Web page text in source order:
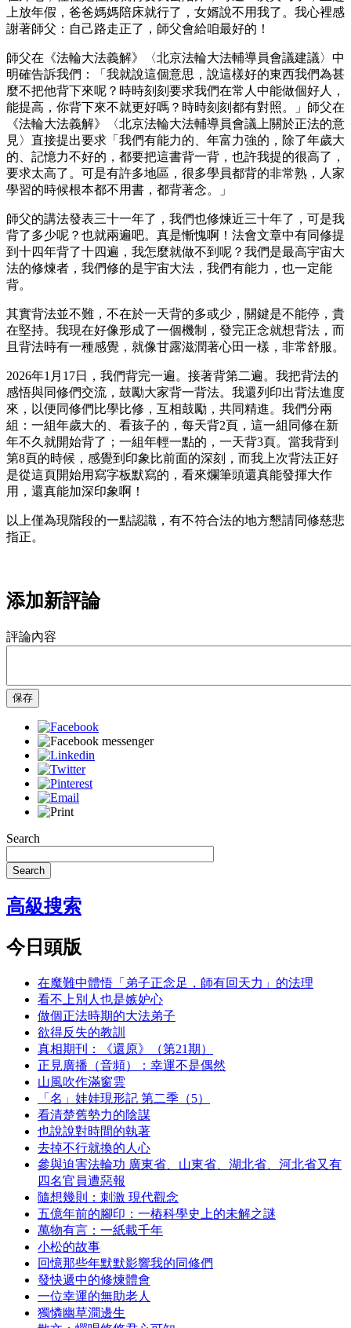
上放年假，爸爸媽媽陪床就行了，女婿說不用我了。我心裡感
謝著師父：自己路走正了，師父會給咱最好的！
師父在《法輪大法義解》〈北京法輪大法輔導員會議建議〉中
明確告訴我們：「我就說這個意思，說這樣好的東西我們為甚
麼不把他背下來呢？時時刻刻要求我們在常人中能做個好人，
能提高，你背下來不就更好嗎？時時刻刻都有對照。」師父在
《法輪大法義解》〈北京法輪大法輔導員會議上關於正法的意
見〉直接提出要求「我們有能力的、年富力強的，除了年歲大
的、記憶力不好的，都要把這書背一背，也許我提的很高了，
要求太高了。可是有許多地區，很多學員都背的非常熟，人家
學習的時候根本都不用書，都背著念。」
師父的講法發表三十一年了，我們也修煉近三十年了，可是我
背了多少呢？也就兩遍吧。真是慚愧啊！法會文章中有同修提
到十四年背了十四遍，我怎麼就做不到呢？我們是最高宇宙大
法的修煉者，我們修的是宇宙大法，我們有能力，也一定能
背。
其實背法並不難，不在於一天背的多或少，關鍵是不能停，貴
在堅持。我現在好像形成了一個機制，發完正念就想背法，而
且背法時有一種感覺，就像甘露滋潤著心田一樣，非常舒服。
2026年1月17日，我們背完一遍。接著背第二遍。我把背法的
感悟與同修們交流，鼓勵大家背一背法。我還列印出背法進度
來，以便同修們比學比修，互相鼓勵，共同精進。我們分兩
組：一組年歲大的、看孩子的，每天背2頁，這一組同修在新
年不久就開始背了；一組年輕一點的，一天背3頁。當我背到
第8頁的時候，感覺到印象比前面的深刻，而我上次背法正好
是從這頁開始用寫字板默寫的，看來爛筆頭還真能發揮大作
用，還真能加深印象啊！
以上僅為現階段的一點認識，有不符合法的地方懇請同修慈悲
指正。
添加新評論
評論內容
保存
Search
Search
高級搜索
今日頭版
在魔難中體悟「弟子正念足，師有回天力」的法理
看不上別人也是嫉妒心
做個正法時期的大法弟子
欲得反失的教訓
真相期刊：《還原》（第21期）
正見廣播（音頻）：幸運不是偶然
山風吹作滿窗雲
「名」娃娃現形記 第二季（5）
看清楚舊勢力的陰謀
也說說對時間的執著
去掉不行就換的人心
參與迫害法輪功 廣東省、山東省、湖北省、河北省又有
四名官員遭惡報
隨想幾則：刺激 現代觀念
五億年前的腳印：一樁科學史上的未解之謎
萬物有言：一紙載千年
小松的故事
回憶那些年默默影響我的同修們
發快遞中的修煉體會
一位幸運的無助老人
獨憐幽草澗邊生